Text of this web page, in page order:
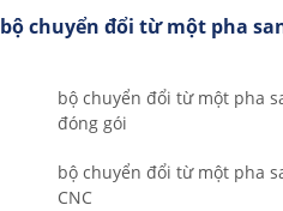
bộ chuyển đổi từ một pha
bộ chuyển đổi từ một pha
đóng gói
bộ chuyển đổi từ một pha
CNC